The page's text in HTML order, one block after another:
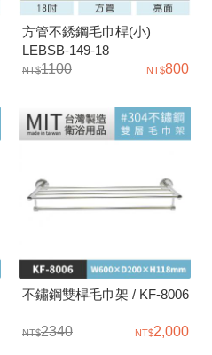
方管不銹鋼毛巾桿(小)
LEBSB-149-18
1100
800
不鏽鋼雙桿毛巾架 / KF-8006
2340 2,000